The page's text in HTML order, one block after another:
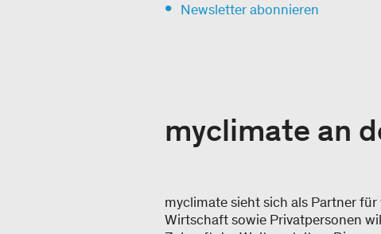
Newsletter abonnieren
myclimate an
myclimate sieht sich als Partner
Wirtschaft sowie Privatpersonen